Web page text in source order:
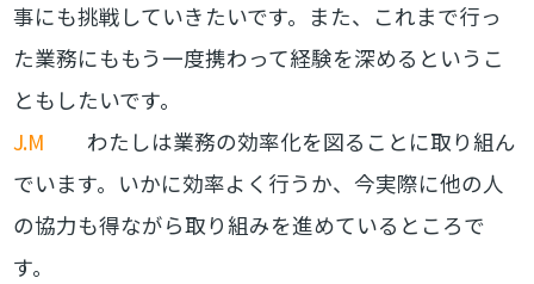
事にも挑戦していきたいです。また、これまで行っ
た業務にももう一度携わって経験を深めるというこ
ともしたいです。
J.M わたしは業務の効率化を図ることに取り組ん
でいます。いかに効率よく行うか、今実際に他の人
の協力も得ながら取り組みを進めているところで
す。